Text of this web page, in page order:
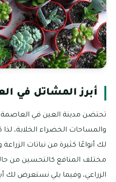
أبرز المشاتل في
تحتضن مدينة العين في العاصمة
والمساحات الخضراء الخلابة،
لك أنواعًا كثيرة من نباتات
مختلف المنافع كالتحسين من
الزراعي، وفيما يلي نستعرض لك